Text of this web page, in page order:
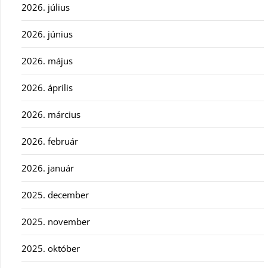
2026. július
2026. június
2026. május
2026. április
2026. március
2026. február
2026. január
2025. december
2025. november
2025. október